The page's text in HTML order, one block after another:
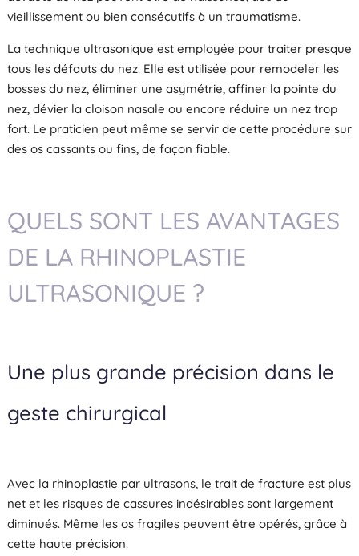
vieillissement ou bien consécutifs à un traumatisme.
La technique ultrasonique est employée pour traiter presque
tous les défauts du nez. Elle est utilisée pour remodeler les
bosses du nez, éliminer une asymétrie, affiner la pointe du
nez, dévier la cloison nasale ou encore réduire un nez trop
fort. Le praticien peut même se servir de cette procédure sur
des os cassants ou fins, de façon fiable.
QUELS SONT LES AVANTAGES
DE LA RHINOPLASTIE
ULTRASONIQUE ?
Une plus grande précision dans le
geste chirurgical
Avec la rhinoplastie par ultrasons, le trait de fracture est plus
net et les risques de cassures indésirables sont largement
diminués. Même les os fragiles peuvent être opérés, grâce à
cette haute précision.